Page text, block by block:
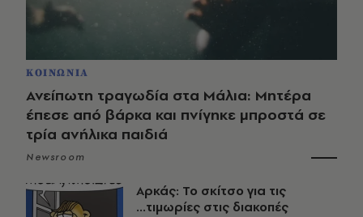
ΚΟΙΝΩΝΙΑ
Ανείπωτη τραγωδία στα Μάλια: Μητέρα
έπεσε από βάρκα και πνίγηκε μπροστά σε
τρία ανήλικα παιδιά
Newsroom
Αρκάς: Το σκίτσο για τις
...τιμωρίες στις διακοπές